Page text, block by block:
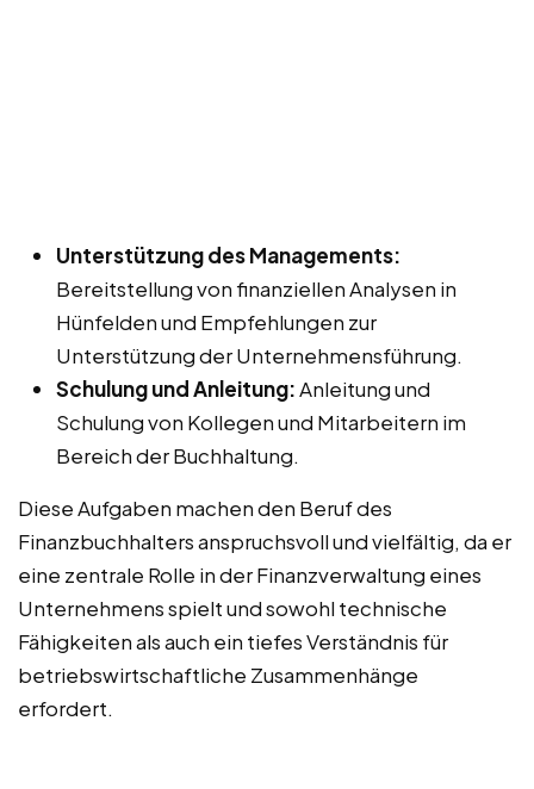
Unterstützung des Managements:
Bereitstellung von finanziellen Analysen in
Hünfelden und Empfehlungen zur
Unterstützung der Unternehmensführung.
Schulung und Anleitung:Anleitung und
Schulung von Kollegen und Mitarbeitern im
Bereich der Buchhaltung.
Diese Aufgaben machen den Beruf des
Finanzbuchhalters anspruchsvoll und vielfältig, da er
eine zentrale Rolle in der Finanzverwaltung eines
Unternehmens spielt und sowohl technische
Fähigkeiten als auch ein tiefes Verständnis für
betriebswirtschaftliche Zusammenhänge
erfordert.